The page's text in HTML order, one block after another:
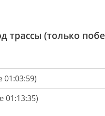
трассы (только